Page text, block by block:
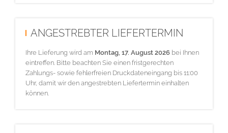
ANGESTREBTER LIEFERTERMIN
Ihre Lieferung wird am Montag, 17. August 2026 bei Ihnen
eintreffen. Bitte beachten Sie einen fristgerechten
Zahlungs- sowie fehlerfreien Druckdateneingang bis 11:00
Uhr, damit wir den angestrebten Liefertermin einhalten
können.